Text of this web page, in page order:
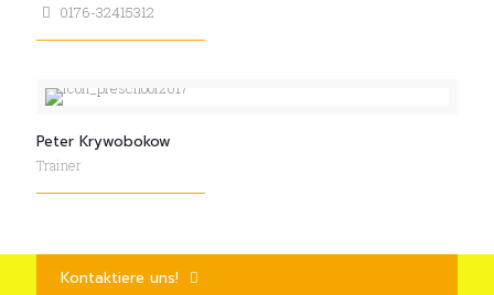
0176-32415312
Peter Krywobokow
Trainer
Kontaktiere uns!